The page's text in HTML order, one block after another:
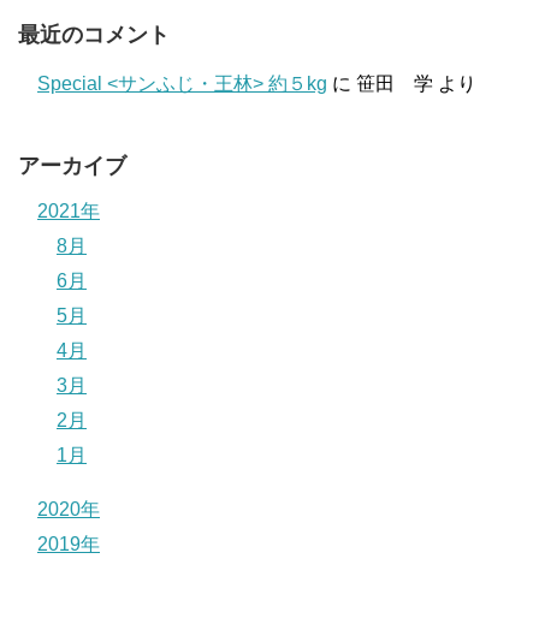
最近のコメント
Special <サンふじ・王林> 約５kg に 笹田 学 より
アーカイブ
2021年
8月
6月
5月
4月
3月
2月
1月
2020年
2019年